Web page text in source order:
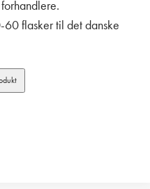
60 flasker til det danske